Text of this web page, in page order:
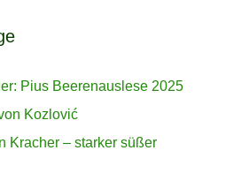
Pius Beerenauslese 2025
Kozlović
Kracher – starker süßer